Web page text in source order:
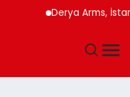
Derya Arms,